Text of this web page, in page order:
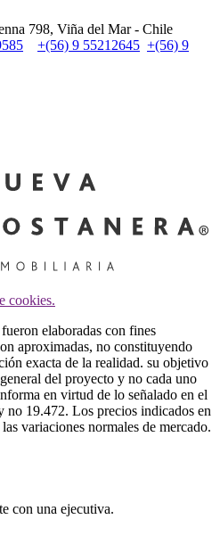
798, Viña del Mar - Chile
+(56) 9 55212645 +(56) 9
cookies.
elaboradas con fines
aproximadas, no constituyendo
exacta de la realidad. su objetivo
del proyecto y no cada uno
en virtud de lo señalado en el
19.472. Los precios indicados en
variaciones normales de mercado.
con una ejecutiva.